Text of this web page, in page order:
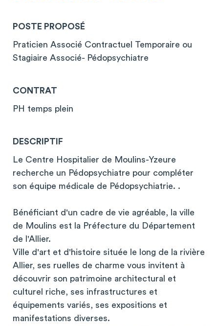
POSTE PROPOSÉ
Praticien Associé Contractuel Temporaire ou
Stagiaire Associé- Pédopsychiatre
CONTRAT
PH temps plein
DESCRIPTIF
Le Centre Hospitalier de Moulins-Yzeure
recherche un Pédopsychiatre pour compléter
son équipe médicale de Pédopsychiatrie. .
Bénéficiant d'un cadre de vie agréable, la ville
de Moulins est la Préfecture du Département
de l'Allier.
Ville d'art et d'histoire située le long de la rivière
Allier, ses ruelles de charme vous invitent à
découvrir son patrimoine architectural et
culturel riche, ses infrastructures et
équipements variés, ses expositions et
manifestations diverses.